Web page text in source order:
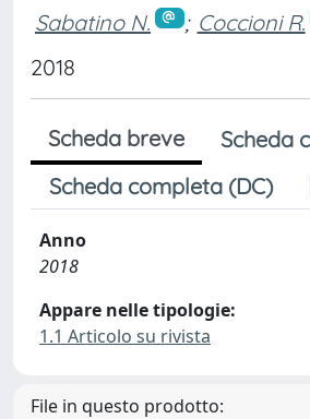
Sabatino N. ; Coccioni R.
2018
Scheda breve
Scheda
Scheda completa (DC)
Anno
2018
Appare nelle tipologie:
1.1 Articolo su rivista
File in questo prodotto: